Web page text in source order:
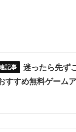
迷ったら先ず
すすめ無料ゲーム